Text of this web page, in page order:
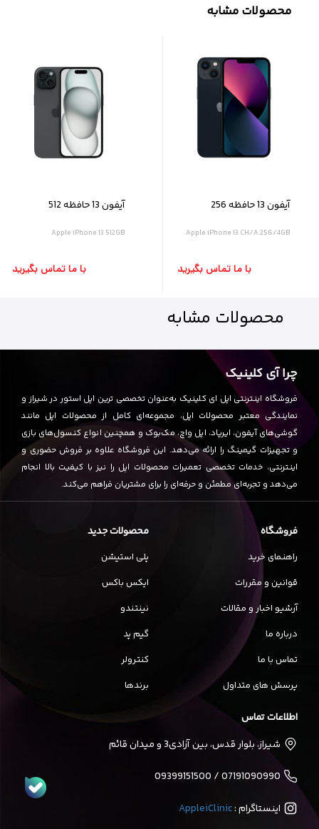
محصولات مشابه
آیفون 13 حافظه 256
گیگابایت و رم ۴ گیگابایت
Apple iPhone 13 CH/A 256/4GB
با ما تماس بگیرید
آیفون 13 حافظه 512
گیگابایت و رم ۴ گیگابایت
Apple iPhone 13 512GB
با ما تماس بگیرید
محصولات مشابه
چرا آی کلینیک
فروشگاه اینترنتی اپل ای کلینیک به‌عنوان تخصصی ترین اپل استور در شیراز و
نمایندگی معتبر محصولات اپل، مجموعه‌ای کامل از محصولات اپل مانند
گوشی‌های آیفون، ایرپاد، اپل واچ، مک‌بوک و همچنین انواع کنسول‌های بازی
و تجهیزات گیمینگ را ارائه می‌دهد. این فروشگاه علاوه بر فروش حضوری و
اینترنتی، خدمات تخصصی تعمیرات محصولات اپل را نیز با کیفیت بالا انجام
می‌دهد و تجربه‌ای مطمئن و حرفه‌ای را برای مشتریان فراهم می‌کند.
فروشگاه
راهنمای خرید
قوانین و مقررات
آرشیو اخبار و مقالات
درباره ما
تماس با ما
پرسش های متداول
محصولات جدید
پلی استیشن
ایکس باکس
نینتندو
گیم پد
کنترولر
برندها
اطلاعات تماس
شیراز، بلوار قدس، بین آزادی3 و میدان قائم
07191090990 / 09399151500
اینستاگرام :AppleiClinic